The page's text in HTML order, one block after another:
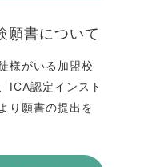
願書について
様がいる加盟校
ICA認定インスト
り願書の提出を